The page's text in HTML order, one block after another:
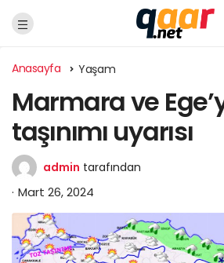
Anasayfa Yaşam
Marmara ve
taşınımı uyarısı
admin tarafından
Mart 26, 2024